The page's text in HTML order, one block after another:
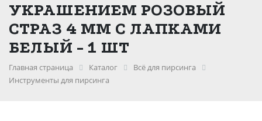
УКРАШЕНИЕМ РОЗОВЫЙ
СТРАЗ 4 ММ С ЛАПКАМИ
БЕЛЫЙ - 1 ШТ
Главная страница Каталог
Всё для пирсинга
Инструменты для пирсинга